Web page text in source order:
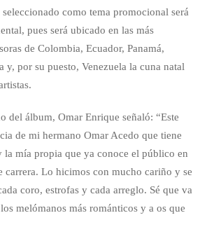
como tema promocional será
pues será ubicado en las más
de Colombia, Ecuador, Panamá,
y, por su puesto, Venezuela la cuna natal
del álbum, Omar Enrique señaló: “Este
de mi hermano Omar Acedo que tiene
la mía propia que ya conoce el público en
carrera. Lo hicimos con mucho cariño y se
coro, estrofas y cada arreglo. Sé que va
melómanos más románticos y a os que